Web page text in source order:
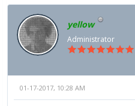
yellow
Administrator
01-17-2017, 10:28 AM